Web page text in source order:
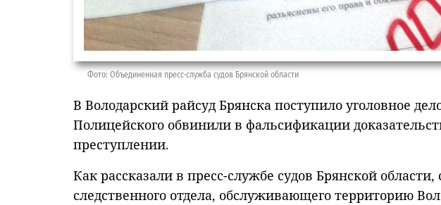
Фото: Объединенная пресс-служба судов Брянской области
В Володарский райсуд Брянска поступило уголовное
Полицейского обвинили в фальсификации
преступлении.
Как рассказали в пресс-службе судов Брянской
следственного отдела, обслуживающего территорию